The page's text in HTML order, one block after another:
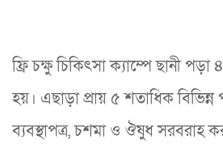
ফ্রি চক্ষু চিকিৎসা ক্যাম্পে ছানী
হয়। এছাড়া প্রায় ৫ শতাধিক বিভিন্ন
ব্যবস্থাপত্র, চশমা ও ঔষুধ সরবরাহ